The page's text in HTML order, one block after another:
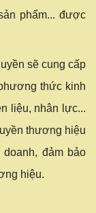
phẩm... được
sẽ cung cấp
thức kinh
liệu, nhân lực...
thương hiệu
đảm bảo
hiệu.